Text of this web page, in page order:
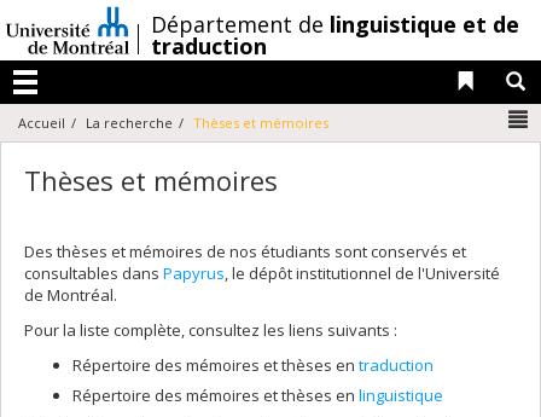
au
contenu
/Département de linguistique et de
traduction
Menu
Liens
Accueil La recherche Thèses et mémoires
Thèses et mémoires
Des thèses et mémoires de nos étudiants sont conservés et
consultables dans Papyrus, le dépôt institutionnel de l'Université
de Montréal.
Pour la liste complète, consultez les liens suivants :
Répertoire des mémoires et thèses en traduction
Répertoire des mémoires et thèses en linguistique